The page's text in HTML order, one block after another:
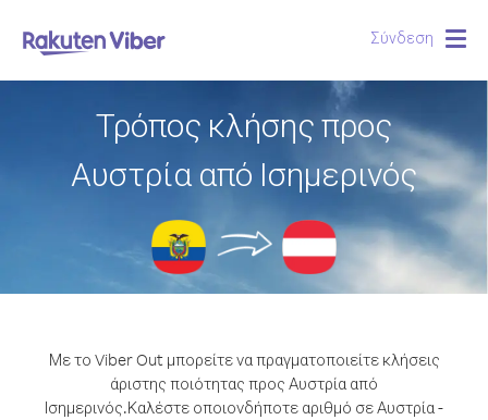
Σύνδεση
Τρόπος κλήσης προς
Αυστρία από Ισημερινός
Με το Viber Out μπορείτε να πραγματοποιείτε κλήσεις
άριστης ποιότητας προς Αυστρία από
Ισημερινός.Καλέστε οποιονδήποτε αριθμό σε Αυστρία -